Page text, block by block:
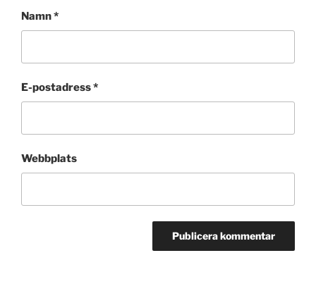
Namn*
E-postadress*
Webbplats